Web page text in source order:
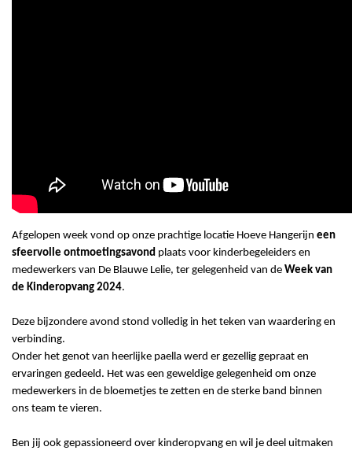
Afgelopen week vond op onze prachtige locatie Hoeve Hangerijn een
sfeervolle ontmoetingsavond plaats voor kinderbegeleiders en
medewerkers van De Blauwe Lelie, ter gelegenheid van de Week van
de Kinderopvang 2024.
Deze bijzondere avond stond volledig in het teken van waardering en
verbinding.
Onder het genot van heerlijke paella werd er gezellig gepraat en
ervaringen gedeeld. Het was een geweldige gelegenheid om onze
medewerkers in de bloemetjes te zetten en de sterke band binnen
ons team te vieren.
Ben jij ook gepassioneerd over kinderopvang en wil je deel uitmaken